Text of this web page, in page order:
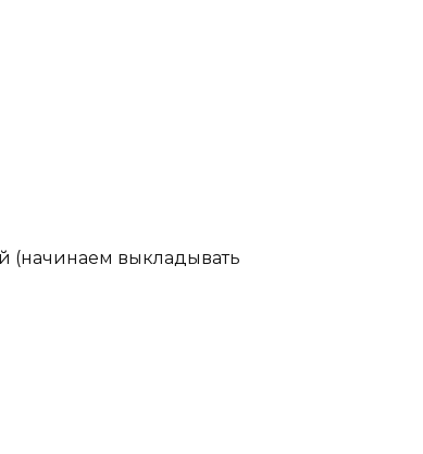
(начинаем выкладывать